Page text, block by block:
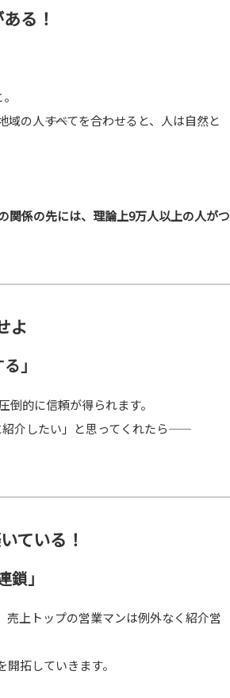
る！
の人――すべてを合わせると、人は自然と
関係の先には、理論上9万人以上の人がつ
よ
」
的に信頼が得られます。
したい」と思ってくれたら――
ている！
」
上トップの営業マンは例外なく紹介営
拓していきます。